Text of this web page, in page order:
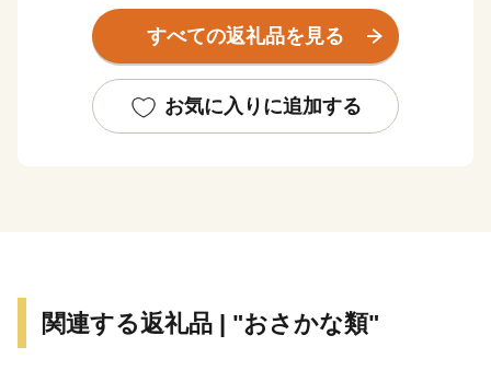
敷”と呼ばれる二日市温泉をはじめ歴史が感じられる街
並みは、現代の人々の心を癒すスポットになっていま
務委託先 結デザイン有限会社
すべての返礼品を見る
お気に入りに追加する
関連する返礼品 | "おさかな類"